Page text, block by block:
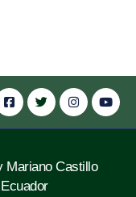
Mariano Castillo